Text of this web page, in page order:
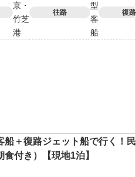
京・
竹芝
港
往路
型
客
船
復路
船＋復路ジェット船で行く！
付き）【現地1泊】